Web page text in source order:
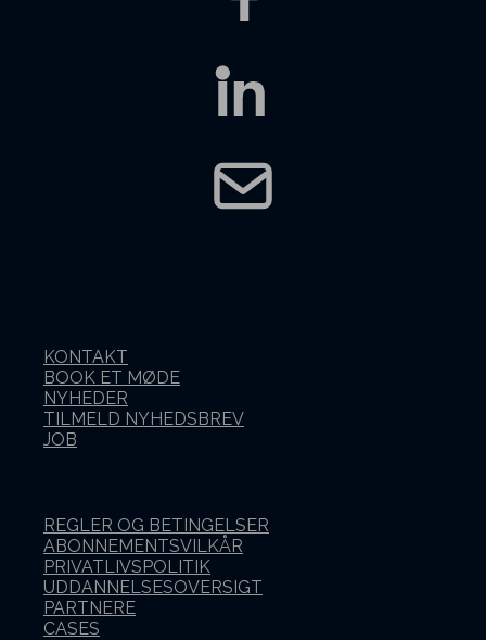
KONTAKT
BOOK ET MØDE
NYHEDER
TILMELD NYHEDSBREV
JOB
REGLER OG BETINGELSER
ABONNEMENTSVILKÅR
PRIVATLIVSPOLITIK
UDDANNELSESOVERSIGT
PARTNERE
CASES